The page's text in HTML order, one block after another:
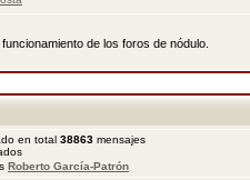
de los foros de nódulo.
en total 38863 mensajes
Roberto García-Patrón